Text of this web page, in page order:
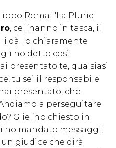
Roma: "La Pluriel
, ce l’hanno in tasca, il
dà. Io chiaramente
ho detto così:
presentato te, qualsiasi
tu sei il responsabile
presentato, che
a perseguitare
Gliel’ho chiesto in
ho mandato messaggi,
un giudice che dirà